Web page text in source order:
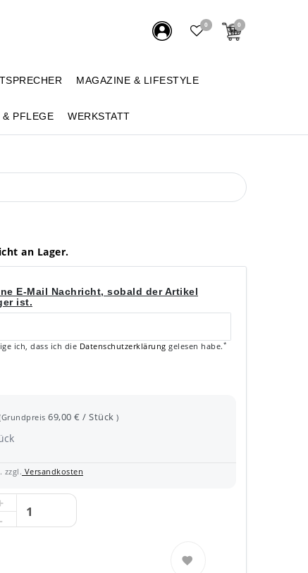
0 0
MAGAZINE & LIFESTYLE
& PFLEGE WERKSTATT
an Lager.
E-Mail Nachricht, sobald der Artikel
ist.
ich, dass ich die Daten­schutz­erklärung gelesen habe.*
69,00 € / Stück)
zzgl. Versandkosten